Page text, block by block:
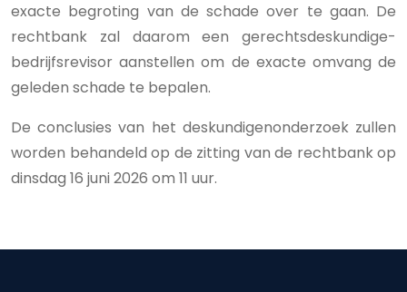
exacte begroting van de schade over te gaan. De
rechtbank zal daarom een gerechtsdeskundige-
bedrijfsrevisor aanstellen om de exacte omvang de
geleden schade te bepalen.
De conclusies van het deskundigenonderzoek zullen
worden behandeld op de zitting van de rechtbank op
dinsdag 16 juni 2026 om 11 uur.